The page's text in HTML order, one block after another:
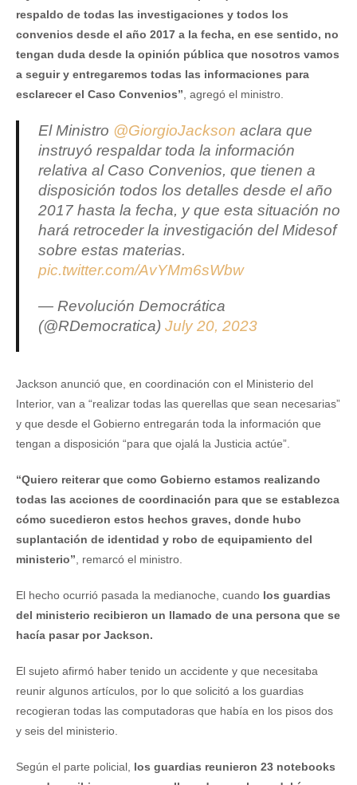
respaldo de todas las investigaciones y todos los
convenios desde el año 2017 a la fecha, en ese sentido, no
tengan duda desde la opinión pública que nosotros vamos
a seguir y entregaremos todas las informaciones para
esclarecer el Caso Convenios” , agregó el ministro.
El Ministro @GiorgioJackson aclara que
instruyó respaldar toda la información
relativa al Caso Convenios, que tienen a
disposición todos los detalles desde el año
2017 hasta la fecha, y que esta situación no
hará retroceder la investigación del Midesof
sobre estas materias.
pic.twitter.com/AvYMm6sWbw
— Revolución Democrática
(@RDemocratica) July 20, 2023
Jackson anunció que, en coordinación con el Ministerio del
Interior, van a “realizar todas las querellas que sean necesarias”
y que desde el Gobierno entregarán toda la información que
tengan a disposición “para que ojalá la Justicia actúe”.
“Quiero reiterar que como Gobierno estamos realizando
todas las acciones de coordinación para que se establezca
cómo sucedieron estos hechos graves, donde hubo
suplantación de identidad y robo de equipamiento del
ministerio” , remarcó el ministro.
El hecho ocurrió pasada la medianoche, cuando los guardias
del ministerio recibieron un llamado de una persona que se
hacía pasar por Jackson.
El sujeto afirmó haber tenido un accidente y que necesitaba
reunir algunos artículos, por lo que solicitó a los guardias
recogieran todas las computadoras que había en los pisos dos
y seis del ministerio.
Según el parte policial, los guardias reunieron 23 notebooks